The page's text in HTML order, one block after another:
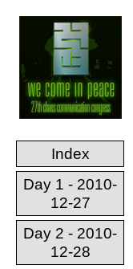
Index
Day 1 - 2010-
12-27
Day 2 - 2010-
12-28